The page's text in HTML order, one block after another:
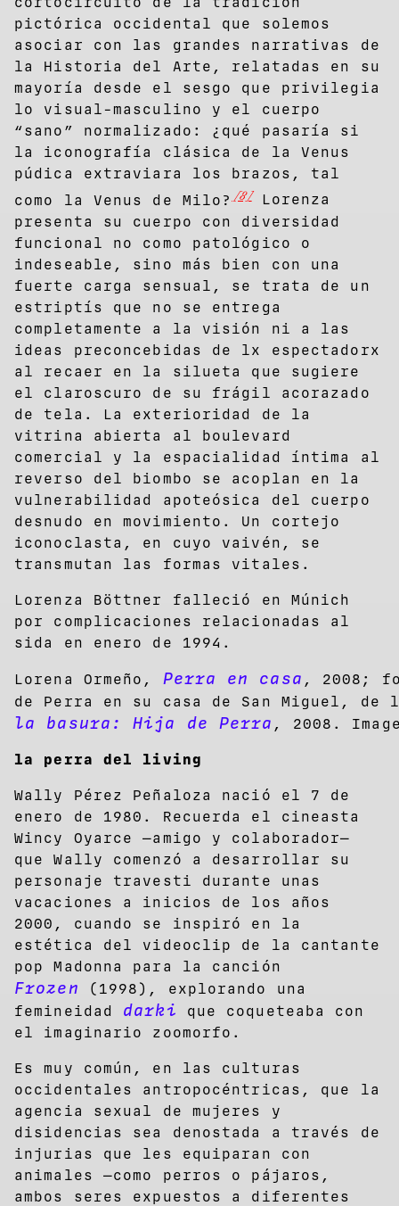
pictórica occidental que solemos
asociar con las grandes narrativas de
la Historia del Arte, relatadas en su
mayoría desde el sesgo que privilegia
lo visual-masculino y el cuerpo
“sano” normalizado: ¿qué pasaría si
la iconografía clásica de la Venus
púdica extraviara los brazos, tal
como la Venus de Milo?[8]Lorenza
presenta su cuerpo con diversidad
funcional no como patológico o
indeseable, sino más bien con una
fuerte carga sensual, se trata de un
estriptís que no se entrega
completamente a la visión ni a las
ideas preconcebidas de lx espectadorx
al recaer en la silueta que sugiere
el claroscuro de su frágil acorazado
de tela. La exterioridad de la
vitrina abierta al boulevard
comercial y la espacialidad íntima al
reverso del biombo se acoplan en la
vulnerabilidad apoteósica del cuerpo
desnudo en movimiento. Un cortejo
iconoclasta, en cuyo vaivén, se
transmutan las formas vitales.
Lorenza Böttner falleció en Múnich
por complicaciones relacionadas al
sida en enero de 1994.
Lorena Ormeño, Perra en casa , 2008;
de Perra en su casa de San Miguel,
la basura: Hija de Perra , 2008.
la perra del living
Wally Pérez Peñaloza nació el 7 de
enero de 1980. Recuerda el cineasta
Wincy Oyarce —amigo y colaborador—
que Wally comenzó a desarrollar su
personaje travesti durante unas
vacaciones a inicios de los años
2000, cuando se inspiró en la
estética del videoclip de la cantante
pop Madonna para la canción
Frozen (1998), explorando una
femineidad darki que coqueteaba con
el imaginario zoomorfo.
Es muy común, en las culturas
occidentales antropocéntricas, que la
agencia sexual de mujeres y
disidencias sea denostada a través de
injurias que les equiparan con
animales —como perros o pájaros,
ambos seres expuestos a diferentes